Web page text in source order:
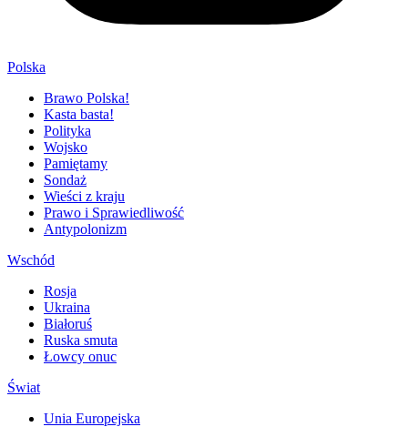
Polska
Brawo Polska!
Kasta basta!
Polityka
Wojsko
Pamiętamy
Sondaż
Wieści z kraju
Prawo i Sprawiedliwość
Antypolonizm
Wschód
Rosja
Ukraina
Białoruś
Ruska smuta
Łowcy onuc
Świat
Unia Europejska